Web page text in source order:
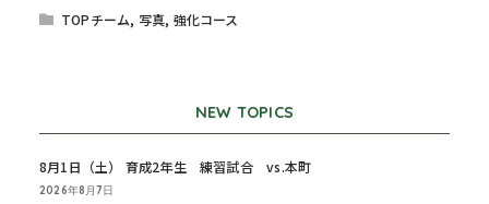
TOPチーム, 写真, 強化コース
NEW TOPICS
8月1日（土） 育成2年生 練習試合 vs.本町
2026年8月7日